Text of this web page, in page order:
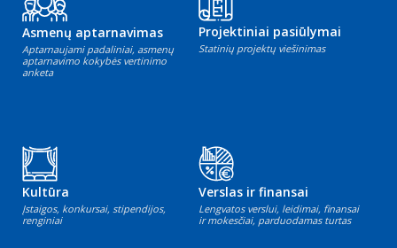
Asmenų aptarnavimas
Aptarnaujami padaliniai, asmenų
aptarnavimo kokybės vertinimo
anketa
Projektiniai pasiūlymai
Statinių projektų viešinimas
Kultūra
Įstaigos, konkursai, stipendijos,
renginiai
Verslas ir finansai
Lengvatos verslui, leidimai, finansai
ir mokesčiai, parduodamas turtas